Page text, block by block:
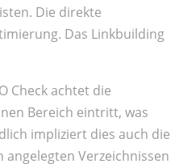
Die direkte
Das Linkbuilding
Check achtet die
Bereich eintritt, was
impliziert dies auch die
Verzeichnissen